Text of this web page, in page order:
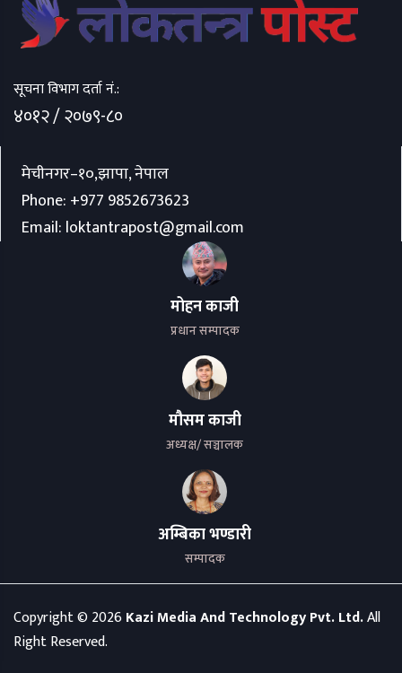
सूचना विभाग दर्ता नं.:
४०१२ / २०७९-८०
मेचीनगर–१०,झापा, नेपाल
Phone: +977 9852673623
Email: loktantrapost@gmail.com
मोहन काजी
प्रधान सम्पादक
मौसम काजी
अध्यक्ष/ सञ्चालक
अम्बिका भण्डारी
सम्पादक
Copyright ©2026Kazi Media And Technology Pvt. Ltd.All
Right Reserved.